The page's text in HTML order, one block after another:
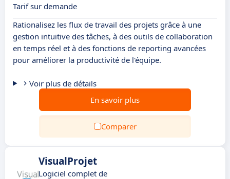
Tarif sur demande
Rationalisez les flux de travail des projets grâce à une
gestion intuitive des tâches, à des outils de collaboration
en temps réel et à des fonctions de reporting avancées
pour améliorer la productivité de l'équipe.
Voir plus de détails
En savoir plus
Comparer
VisualProjet
Logiciel complet de